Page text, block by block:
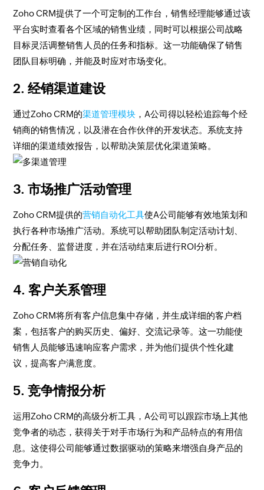
Zoho CRM提供了一个可定制的工作台，销售经理能够通过该
平台实时查看各个区域的销售业绩，同时可以根据公司战略
目标灵活调整销售人员的任务和指标。这一功能确保了销售
团队目标明确，并能及时应对市场变化。
2. 经销渠道建设
通过Zoho CRM的渠道管理模块 ，A公司得以轻松追踪每个经
销商的销售情况，以及潜在合作伙伴的开发状态。系统支持
详细的渠道绩效报告，以帮助决策层优化渠道策略。
3. 市场推广活动管理
Zoho CRM提供的营销自动化工具使A公司能够有效地策划和
执行各种市场推广活动。系统可以帮助团队制定活动计划、
分配任务、监督进度，并在活动结束后进行ROI分析。
4. 客户关系管理
Zoho CRM将所有客户信息集中存储，并生成详细的客户档
案，包括客户的购买历史、偏好、交流记录等。这一功能使
销售人员能够迅速响应客户需求，并为他们提供个性化建
议，提高客户满意度。
5. 竞争情报分析
运用Zoho CRM的高级分析工具，A公司可以跟踪市场上其他
竞争者的动态，获得关于对手市场行为和产品特点的有用信
息。这使得公司能够通过数据驱动的策略来增强自身产品的
竞争力。